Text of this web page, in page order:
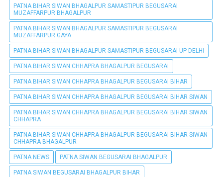
PATNA BIHAR SIWAN BHAGALPUR SAMASTIPUR BEGUSARAI
MUZAFFARPUR BHAGALPUR
PATNA BIHAR SIWAN BHAGALPUR SAMASTIPUR BEGUSARAI
MUZAFFARPUR GAYA
PATNA BIHAR SIWAN BHAGALPUR SAMASTIPUR BEGUSARAI UP DELHI
PATNA BIHAR SIWAN CHHAPRA BHAGALPUR BEGUSARAI
PATNA BIHAR SIWAN CHHAPRA BHAGALPUR BEGUSARAI BIHAR
PATNA BIHAR SIWAN CHHAPRA BHAGALPUR BEGUSARAI BIHAR SIWAN
PATNA BIHAR SIWAN CHHAPRA BHAGALPUR BEGUSARAI BIHAR SIWAN
CHHAPRA
PATNA BIHAR SIWAN CHHAPRA BHAGALPUR BEGUSARAI BIHAR SIWAN
CHHAPRA BHAGALPUR
PATNA NEWS PATNA SIWAN BEGUSARAI BHAGALPUR
PATNA SIWAN BEGUSARAI BHAGALPUR BIHAR